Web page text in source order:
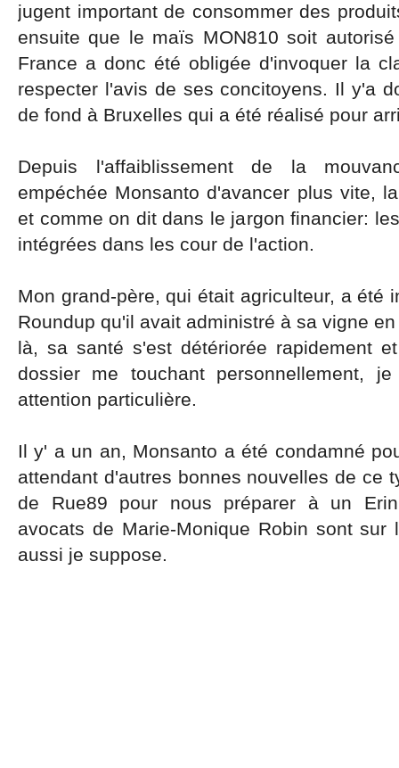
jugent important de consommer des
ensuite que le maïs MON810 soit
France a donc été obligée d'invoquer la
respecter l'avis de ses concitoyens. Il y'a
de fond à Bruxelles qui a été réalisé pour
Depuis l'affaiblissement de la
empéchée Monsanto d'avancer plus vite,
et comme on dit dans le jargon financier:
intégrées dans les cour de l'action.
Mon grand-père, qui était agriculteur, a été
Roundup qu'il avait administré à sa vigne
là, sa santé s'est détériorée rapidement
dossier me touchant personnellement,
attention particulière.
Il y' a un an, Monsanto a été condamné
attendant d'autres bonnes nouvelles de ce
de Rue89 pour nous préparer à un
avocats de Marie-Monique Robin sont
aussi je suppose.